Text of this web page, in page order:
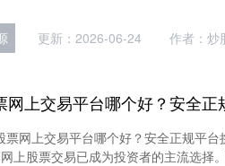
更新：2026-06-24 作者：炒
网上交易平台哪个好？安全正
票网上交易平台哪个好？安全正规平
上股票交易已成为投资者的主流选择